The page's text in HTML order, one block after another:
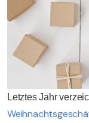
Letztes Jahr